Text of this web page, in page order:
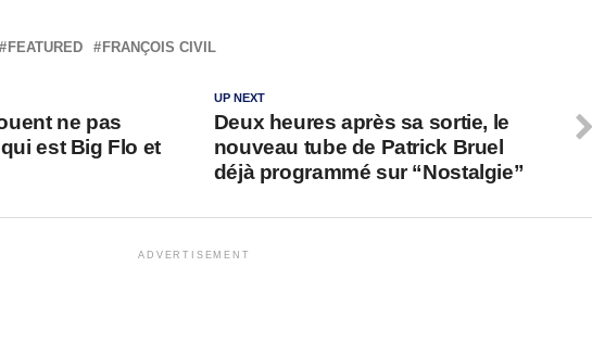
FEATURED FRANÇOIS CIVIL
UP NEXT
Deux heures après sa sortie, le
nouveau tube de Patrick Bruel
déjà programmé sur “Nostalgie”
ne pas
est Big Flo et
ADVERTISEMENT